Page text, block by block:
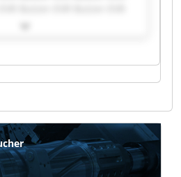
Butzer-EVR Butzer-EVR